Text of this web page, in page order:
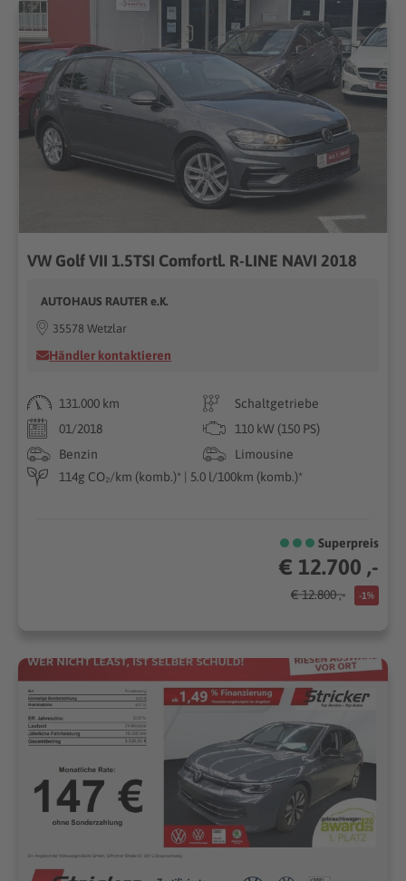
VW Golf VII 1.5TSI Comfortl. R-LINE NAVI 2018
AUTOHAUS RAUTER e.K.
35578 Wetzlar
Händler kontaktieren
131.000 km
Schaltgetriebe
01/2018
110 kW (150 PS)
Benzin
Limousine
114g CO₂/km (komb.)* | 5.0 l/100km (komb.)*
Superpreis
€ 12.700 ,-
€ 12.800 ,- -1%